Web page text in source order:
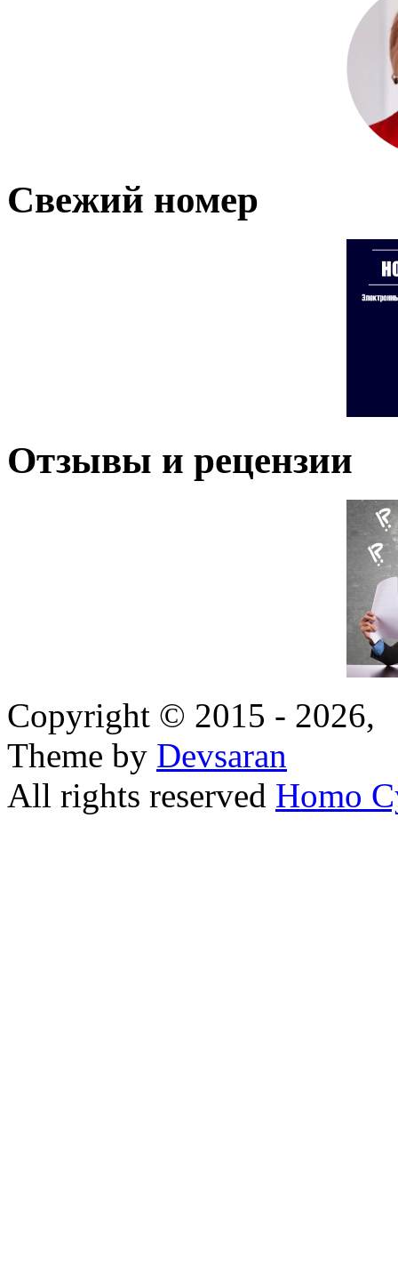
Свежий номер
Отзывы и рецензии
Copyright © 2015 - 2026,
Theme by Devsaran
All rights reserved Homo